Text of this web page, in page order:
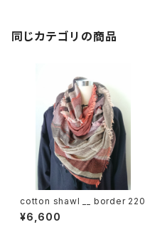
同じカテゴリの商品
cotton shawl __ border 220
¥6,600